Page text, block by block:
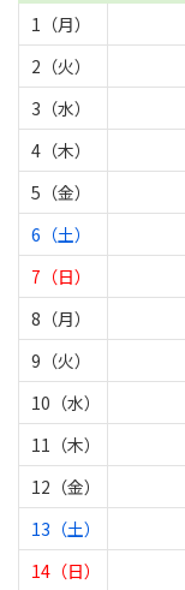
1（月）
2（火）
3（水）
4（木）
5（金）
6（土）
7（日）
8（月）
9（火）
10（水）
11（木）
12（金）
13（土）
14（日）